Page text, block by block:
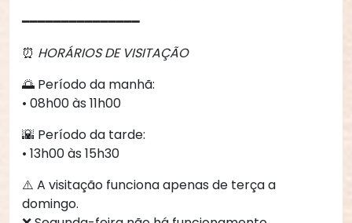
━━━━━━━━━━━━━━━
⏰ HORÁRIOS DE VISITAÇÃO
🌅 Período da manhã:
• 08h00 às 11h00
🌇 Período da tarde:
• 13h00 às 15h30
⚠️ A visitação funciona apenas de terça a
domingo.